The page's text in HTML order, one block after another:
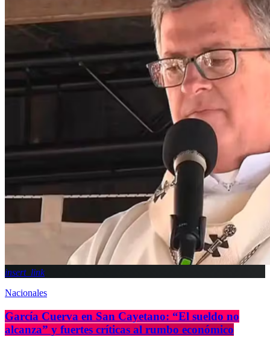
insert_link
Nacionales
García Cuerva en San Cayetano: “El sueldo no
alcanza” y fuertes críticas al rumbo económico